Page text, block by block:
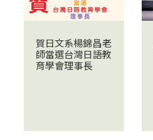
賀日文系楊錦昌老
師當選台灣日語教
育學會理事長